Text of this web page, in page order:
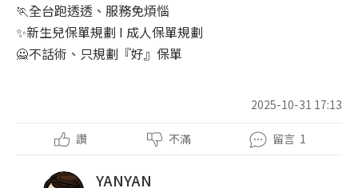
🏃全台跑透透、服務免煩惱
✨新生兒保單規劃 I 成人保單規劃
🙅不話術、只規劃『好』保單
2025-10-31 17:13
讚 不滿 留言 1
YANYAN